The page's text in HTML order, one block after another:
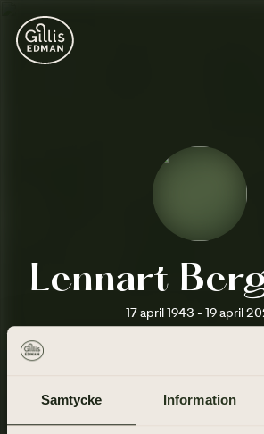
Samtycke Information
Lennart
17 april 1943 - 19 april